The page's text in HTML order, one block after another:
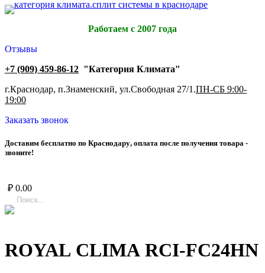
Работаем с 2007 года
Отзывы
+7 (909) 459-86-12 "Категория Климата"
г.Краснодар, п.Знаменский, ул.Свободная 27/1.ПН-СБ 9:00-
19:00
Заказать звонок
Доставим бесплатно по Краснодару, оплата после получения товара -
звоните!
₽ 0.00
ROYAL CLIMA RCI-FC24HN